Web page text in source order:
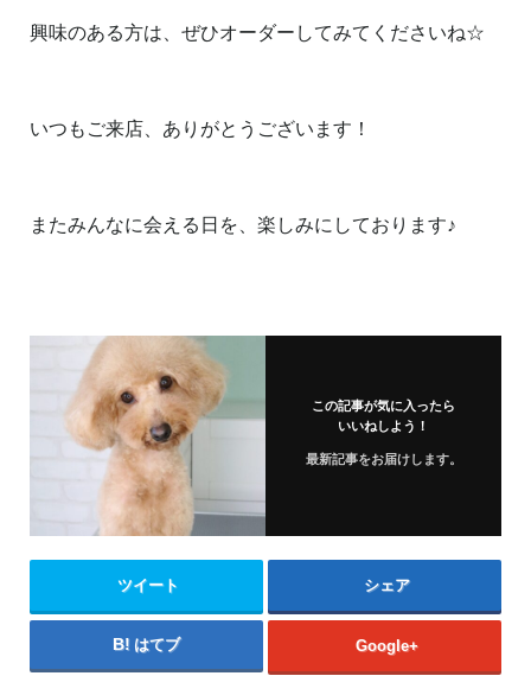
興味のある方は、ぜひオーダーしてみてくださいね☆
いつもご来店、ありがとうございます！
またみんなに会える日を、楽しみにしております♪
この記事が気に入ったら
いいねしよう！
最新記事をお届けします。
ツイート シェア
はてブ Google+